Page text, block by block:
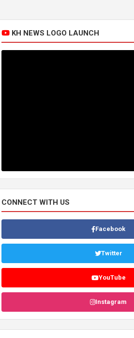
KH NEWS LOGO LAUNCH
CONNECT WITH US
Facebook
Twitter
YouTube
Instagram